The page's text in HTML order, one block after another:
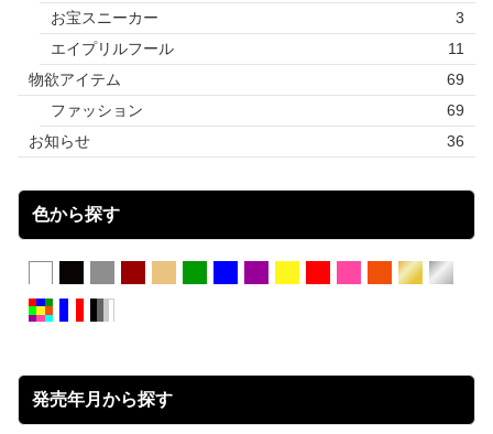
お宝スニーカー
3
エイプリルフール
11
物欲アイテム
69
ファッション
69
お知らせ
36
色から探す
発売年月から探す